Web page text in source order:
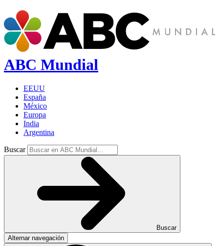
ABC Mundial
EEUU
España
México
Europa
India
Argentina
Buscar
Buscar
Alternar navegación